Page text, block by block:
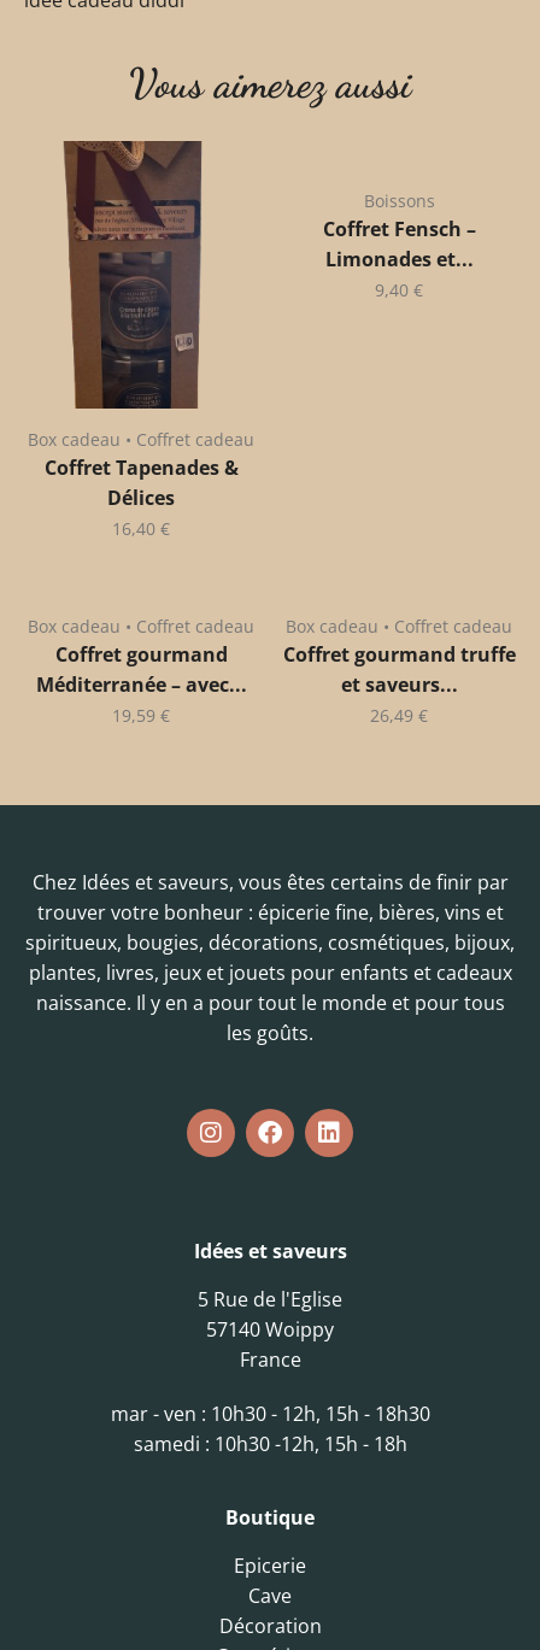
Vous aimerez aussi
Box cadeau • Coffret cadeau
Coffret Tapenades &
Délices
16,40 €
Boissons
Coffret Fensch –
Limonades et...
9,40 €
Box cadeau • Coffret cadeau
Coffret gourmand
Méditerranée – avec...
19,59 €
Box cadeau • Coffret cadeau
Coffret gourmand truffe
et saveurs...
26,49 €
Chez Idées et saveurs, vous êtes certains de finir par
trouver votre bonheur : épicerie fine, bières, vins et
spiritueux, bougies, décorations, cosmétiques, bijoux,
plantes, livres, jeux et jouets pour enfants et cadeaux
naissance. Il y en a pour tout le monde et pour tous
les goûts.
Idées et saveurs
5 Rue de l'Eglise
57140 Woippy
France
mar - ven : 10h30 - 12h, 15h - 18h30
samedi : 10h30 -12h, 15h - 18h
Boutique
Epicerie
Cave
Décoration